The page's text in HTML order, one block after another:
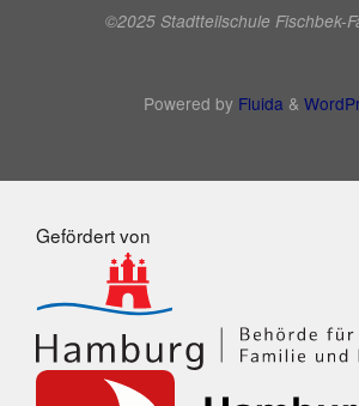
©2025 Stadtteilschule Fischbek-
Powered by Fluida &
Gefördert von